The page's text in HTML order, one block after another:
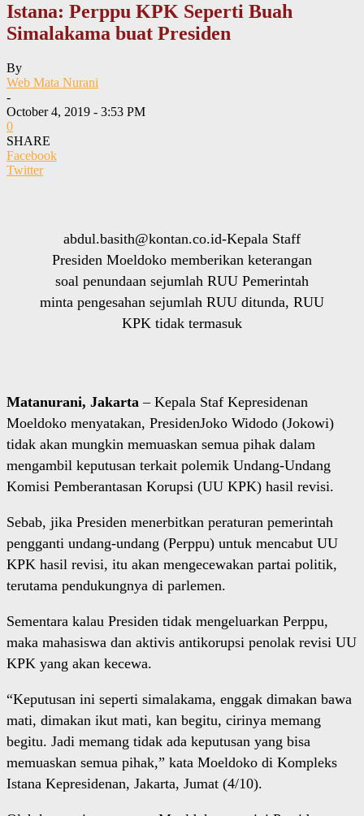
Istana: Perppu KPK Seperti Buah
Simalakama buat Presiden
By
Web Mata Nurani
-
October 4, 2019 - 3:53 PM
0
SHARE
Facebook
Twitter
abdul.basith@kontan.co.id-Kepala Staff
Presiden Moeldoko memberikan keterangan
soal penundaan sejumlah RUU Pemerintah
minta pengesahan sejumlah RUU ditunda, RUU
KPK tidak termasuk
Matanurani, Jakarta – Kepala Staf Kepresidenan
Moeldoko menyatakan, PresidenJoko Widodo (Jokowi)
tidak akan mungkin memuaskan semua pihak dalam
mengambil keputusan terkait polemik Undang-Undang
Komisi Pemberantasan Korupsi (UU KPK) hasil revisi.
Sebab, jika Presiden menerbitkan peraturan pemerintah
pengganti undang-undang (Perppu) untuk mencabut UU
KPK hasil revisi, itu akan mengecewakan partai politik,
terutama pendukungnya di parlemen.
Sementara kalau Presiden tidak mengeluarkan Perppu,
maka mahasiswa dan aktivis antikorupsi penolak revisi UU
KPK yang akan kecewa.
“Keputusan ini seperti simalakama, enggak dimakan bawa
mati, dimakan ikut mati, kan begitu, cirinya memang
begitu. Jadi memang tidak ada keputusan yang bisa
memuaskan semua pihak,” kata Moeldoko di Kompleks
Istana Kepresidenan, Jakarta, Jumat (4/10).